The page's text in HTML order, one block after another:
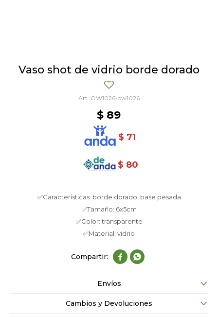
Vaso shot de vidrio borde dorado
OW1026-ow1026
$ 89
$ 71
$ 80
✅Características: borde dorado, base pesada
✅Tamaño: 6x5cm
✅Color: transparente
✅Material: vidrio
 
Envíos
Cambios y Devoluciones